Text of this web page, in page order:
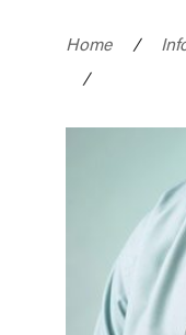
Home /
/